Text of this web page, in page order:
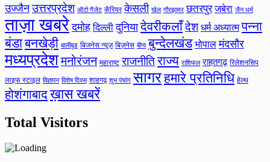
उज्जैन उत्तरप्रदेश ऑटो गैजेट कॅरियर केसली खेल गौरझामर छतरपुर जबेरा जैन धर्म
ताज़ा खबरे दमोह दिल्ली दुनिया देवरीकलाँदेश धर्म अध्यात्म पन्ना
बंडाबनखेड़ी बालीबुड बिजनेस न्यूज़ बिज़नेस बीना बुन्देलखंड भोपाल मंदसौर
मध्यप्रदेशमनोरंजन महाराष्ट राजनीतिराज्य राशिफल राहतगढ़ रिलेशनसिप
लाइफ स्टाइल विज्ञापन विशेष दिवस शाहगढ़ शुभ पंचांग सागरहमारे प्रतिनिधि हेल्थ
होशंगाबादख़ास खबरें
Total Visitors